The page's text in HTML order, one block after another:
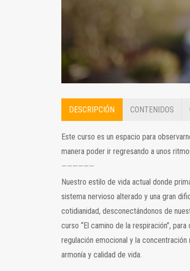
DESCRIPCIÓN CONTENIDOS
Este curso es un espacio para
manera poder ir regresando a unos
——————
Nuestro estilo de vida actual donde
sistema nervioso alterado y una gran
cotidianidad, desconectándonos de
curso “El camino de la respiración”,
regulación emocional y la
armonía y calidad de vida.